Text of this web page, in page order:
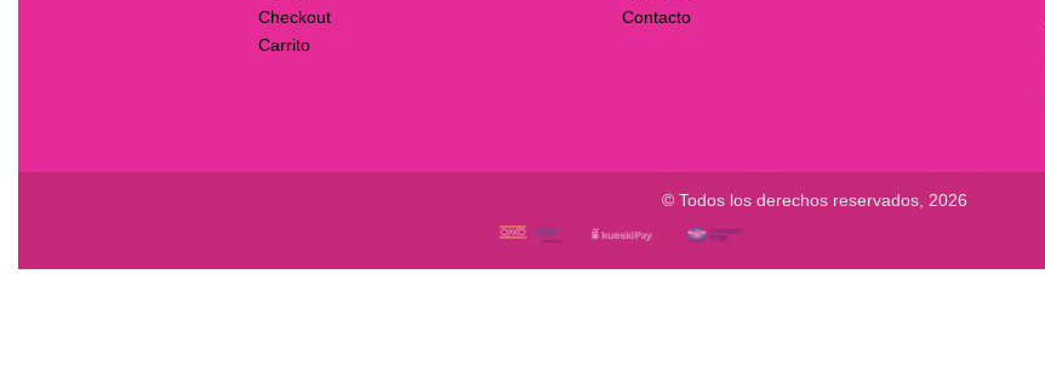
Checkout
Carrito
Contacto
© Todos los derechos reservados, 2026